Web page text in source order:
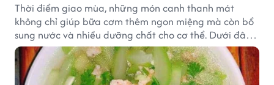
Thời điểm giao mùa, những món canh thanh mát
không chỉ giúp bữa cơm thêm ngon miệng mà còn bổ
sung nước và nhiều dưỡng chất cho cơ thể. Dưới đây
là một số món canh đơn giản, dễ nấu, phù hợp cho cả
gia đình.